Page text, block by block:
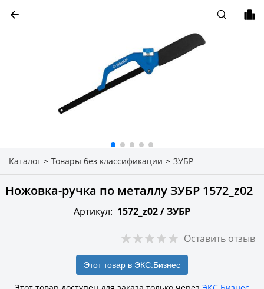
Каталог > Товары без классификации > ЗУБР
Ножовка-ручка по металлу ЗУБР 1572_z02
Артикул: 1572_z02 /ЗУБР
Оставить отзыв
Этот товар в ЭКС.Бизнес